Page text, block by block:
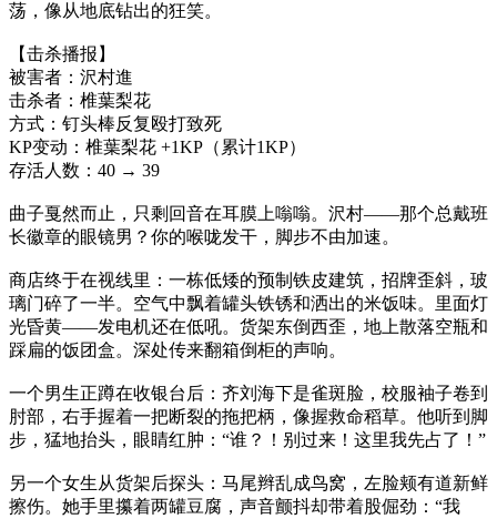
荡，像从地底钻出的狂笑。
【击杀播报】
被害者：沢村進
击杀者：椎葉梨花
方式：钉头棒反复殴打致死
KP变动：椎葉梨花 +1KP（累计1KP）
存活人数：40 → 39
曲子戛然而止，只剩回音在耳膜上嗡嗡。沢村——那个总戴班
长徽章的眼镜男？你的喉咙发干，脚步不由加速。
商店终于在视线里：一栋低矮的预制铁皮建筑，招牌歪斜，玻
璃门碎了一半。空气中飘着罐头铁锈和洒出的米饭味。里面灯
光昏黄——发电机还在低吼。货架东倒西歪，地上散落空瓶和
踩扁的饭团盒。深处传来翻箱倒柜的声响。
一个男生正蹲在收银台后：齐刘海下是雀斑脸，校服袖子卷到
肘部，右手握着一把断裂的拖把柄，像握救命稻草。他听到脚
步，猛地抬头，眼睛红肿：“谁？！别过来！这里我先占了！”
另一个女生从货架后探头：马尾辫乱成鸟窝，左脸颊有道新鲜
擦伤。她手里攥着两罐豆腐，声音颤抖却带着股倔劲：“我